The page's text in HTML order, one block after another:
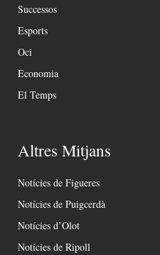
Successos
Esports
Oci
Economia
El Temps
Altres Mitjans
Notícies de Figueres
Notícies de Puigcerdà
Notícies d’Olot
Notícies de Ripoll